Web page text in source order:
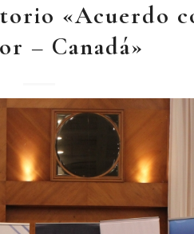
«Acuerdo
– Canadá»